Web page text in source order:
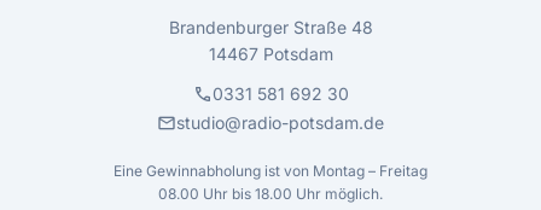
Brandenburger Straße 48
14467 Potsdam
call0331 581 692 30
mailstudio@radio-potsdam.de
Eine Gewinnabholung ist von Montag – Freitag
08.00 Uhr bis 18.00 Uhr möglich.